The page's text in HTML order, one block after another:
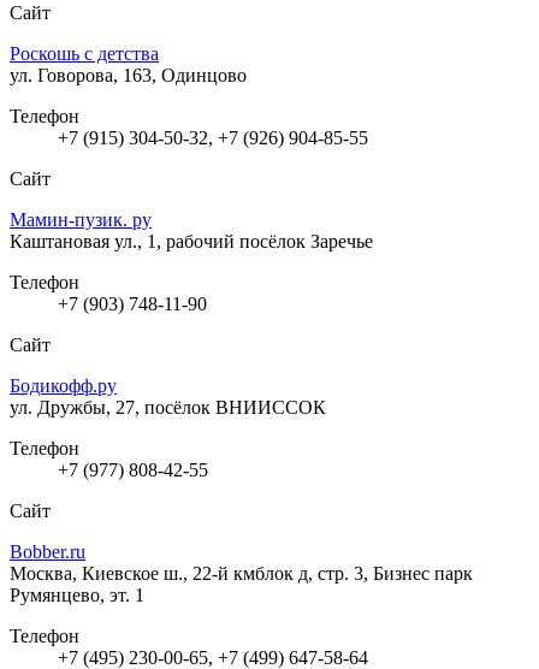
Сайт
Роскошь с детства
ул. Говорова, 163, Одинцово
Телефон
+7 (915) 304-50-32, +7 (926) 904-85-55
Сайт
Мамин-пузик. ру
Каштановая ул., 1, рабочий посёлок Заречье
Телефон
+7 (903) 748-11-90
Сайт
Бодикофф.ру
ул. Дружбы, 27, посёлок ВНИИССОК
Телефон
+7 (977) 808-42-55
Сайт
Bobber.ru
Москва, Киевское ш., 22-й кмблок д, стр. 3, Бизнес парк
Румянцево, эт. 1
Телефон
+7 (495) 230-00-65, +7 (499) 647-58-64